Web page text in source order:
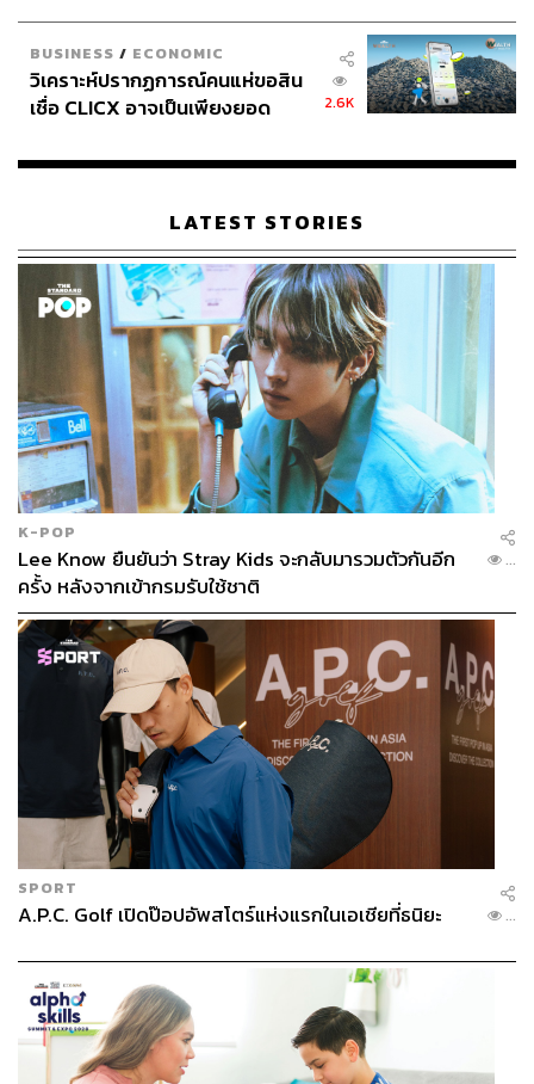
BUSINESS / ECONOMIC
วิเคราะห์ปรากฏการณ์คนแห่ขอสิน
เชื่อ CLICX อาจเป็นเพียงยอด
เรือนไทยที่ถูกซุกไว้
2.6K
LATEST STORIES
K-POP
Lee Know ยืนยันว่า Stray Kids จะกลับมารวมตัวกันอีก
ครั้ง หลังจากเข้ากรมรับใช้ชาติ
...
SPORT
A.P.C. Golf เปิดป๊อปอัพสโตร์แห่งแรกในเอเชียที่ธนิยะ ...